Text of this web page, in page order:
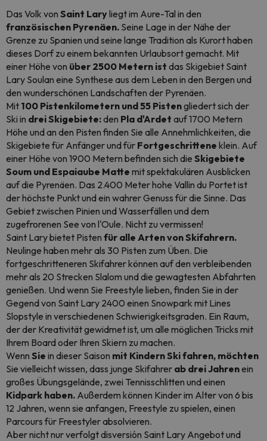
Das Volk von Saint Laryliegt im Aure-Tal in den
französischen Pyrenäen. Seine Lage in der Nähe der
Grenze zu Spanien und seine lange Tradition als Kurort haben
dieses Dorf zu einem bekannten Urlaubsort gemacht. Mit
einer Höhe von über 2500 Metern ist das Skigebiet Saint
Lary Soulan eine Synthese aus dem Leben in den Bergen und
den wunderschönen Landschaften der Pyrenäen.
Mit 100 Pistenkilometern und 55 Pistengliedert sich der
Ski in drei Skigebiete:den Pla d'Ardet auf 1700 Metern
Höhe und an den Pisten finden Sie alle Annehmlichkeiten, die
Skigebiete für Anfänger und für Fortgeschrittene klein. Auf
einer Höhe von 1900 Metern befinden sich die Skigebiete
Soum und Espaiaube Matte mit spektakulären Ausblicken
auf die Pyrenäen. Das 2.400 Meter hohe Vallin du Portet ist
der höchste Punkt und ein wahrer Genuss für die Sinne. Das
Gebiet zwischen Pinien und Wasserfällen und dem
zugefrorenen See von l'Oule. Nicht zu vermissen!
Saint Lary bietet Pisten für alle Arten von Skifahrern.
Neulinge haben mehr als 30 Pisten zum Üben. Die
fortgeschritteneren Skifahrer können auf den verbleibenden
mehr als 20 Strecken Slalom und die gewagtesten Abfahrten
genießen. Und wenn Sie Freestyle lieben, finden Sie in der
Gegend von Saint Lary 2400 einen Snowpark mit Lines
Slopstyle in verschiedenen Schwierigkeitsgraden. Ein Raum,
der der Kreativität gewidmet ist, um alle möglichen Tricks mit
Ihrem Board oder Ihren Skiern zu machen.
Wenn Sie in dieser Saison mit Kindern Ski fahren, möchten
Sie vielleicht wissen, dass junge Skifahrer ab drei Jahrenein
großes Übungsgelände, zwei Tennisschlitten und einen
Kidpark haben. Außerdem können Kinder im Alter von 6 bis
12 Jahren, wenn sie anfangen, Freestyle zu spielen, einen
Parcoursfür Freestyler absolvieren.
Aber nicht nur verfolgt disversión Saint Lary Angebot und